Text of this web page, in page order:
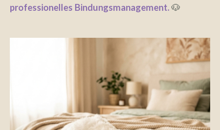
professionelles Bindungsmanagement.🐶